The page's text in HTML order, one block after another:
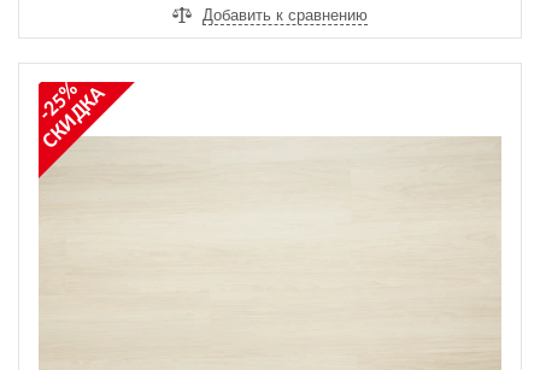
Добавить к сравнению
-25%
СКИДКА